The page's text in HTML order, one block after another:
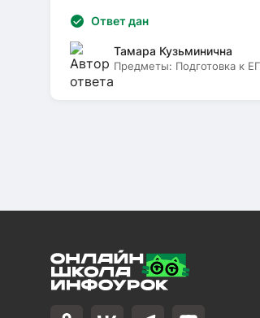
Ответ дан
Тамара Кузьминична
Предметы: Подготовка к